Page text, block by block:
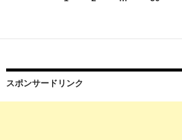
ナ
ゲ
ー
スポンサードリンク